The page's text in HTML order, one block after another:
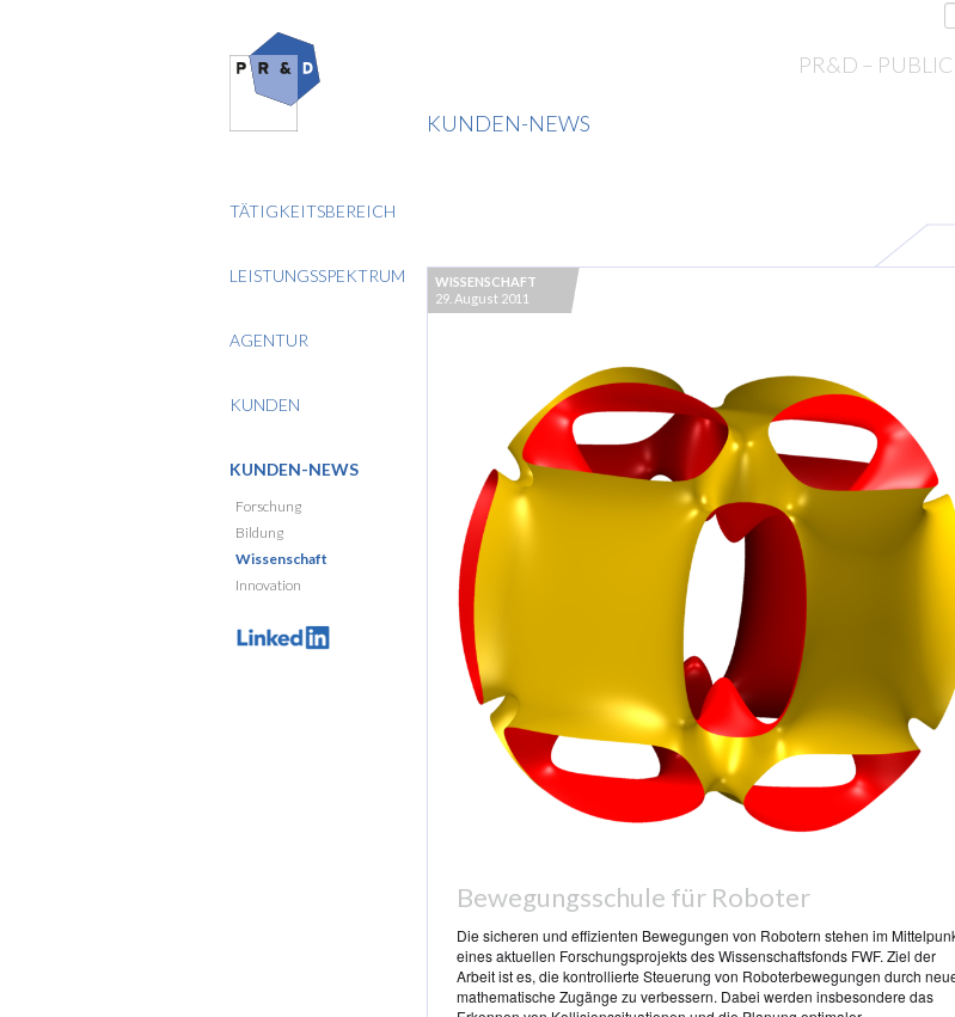
TÄTIGKEITSBEREICH
LEISTUNGSSPEKTRUM
AGENTUR
KUNDEN
KUNDEN-NEWS
Forschung
Bildung
Wissenschaft
Innovation
PR&D –
KUNDEN-NEWS
WISSENSCHAFT
29. August 2011
Bewegungsschule für Roboter
Die sicheren und effizienten Bewegungen von Robotern stehen im
eines aktuellen Forschungsprojekts des Wissenschaftsfonds FWF. Ziel der
Arbeit ist es, die kontrollierte Steuerung von Roboterbewegungen durch
mathematische Zugänge zu verbessern. Dabei werden insbesondere das